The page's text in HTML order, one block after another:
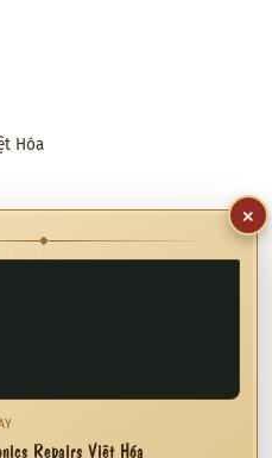
Hóa
Thế Gia
×
◆
Repairs Việt Hóa